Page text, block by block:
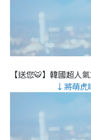
【送您🐯】韓國超人
↓將萌虎